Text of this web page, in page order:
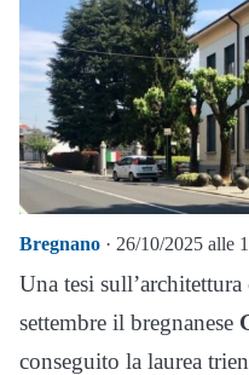
Bregnano · 26/10/2025 alle
Una tesi
settembre il bregnanese
conseguito la laurea